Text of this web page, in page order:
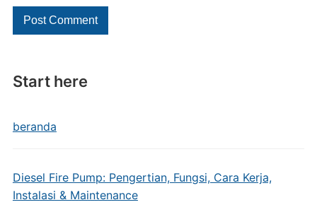
Start here
beranda
Diesel Fire Pump: Pengertian, Fungsi, Cara Kerja,
Instalasi & Maintenance